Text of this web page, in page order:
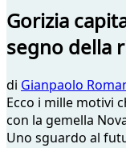
Gorizia
segno della
di Gianpaolo
Ecco i mille motivi
con la gemella
Uno sguardo al